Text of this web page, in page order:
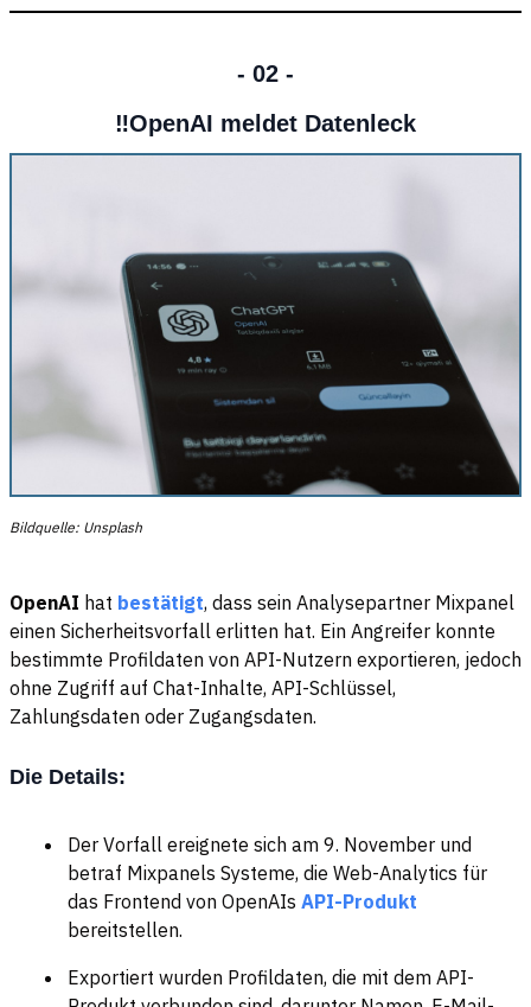
- 02 -
‼️OpenAI meldet Datenleck
Bildquelle: Unsplash
OpenAI hat bestätigt, dass sein Analysepartner Mixpanel
einen Sicherheitsvorfall erlitten hat. Ein Angreifer konnte
bestimmte Profildaten von API-Nutzern exportieren, jedoch
ohne Zugriff auf Chat-Inhalte, API-Schlüssel,
Zahlungsdaten oder Zugangsdaten.
Die Details:
Der Vorfall ereignete sich am 9. November und
betraf Mixpanels Systeme, die Web-Analytics für
das Frontend von OpenAIsAPI-Produkt
bereitstellen.
Exportiert wurden Profildaten, die mit dem API-